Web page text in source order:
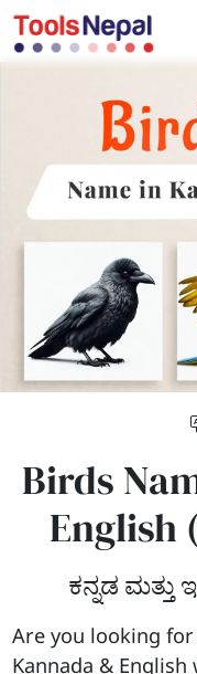
Birds
English
ಕನ್ನಡ ಮತ್ತು
Are you looking
Kannada &